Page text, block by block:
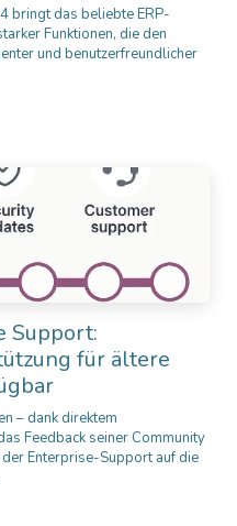
bringt das beliebte ERP-
Funktionen, die den
und benutzerfreundlicher
Support:
für ältere
– dank direktem
Feedback seiner Community
Enterprise-Support auf die